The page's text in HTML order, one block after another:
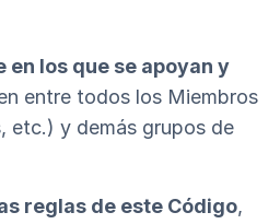
en los que se apoyan y
entre todos los Miembros
etc.) y demás grupos de
reglas de este Código,